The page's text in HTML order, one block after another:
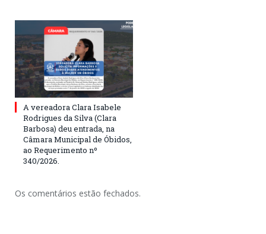
A vereadora Clara Isabele
Rodrigues da Silva (Clara
Barbosa) deu entrada, na
Câmara Municipal de Óbidos,
ao Requerimento nº
340/2026.
Os comentários estão fechados.